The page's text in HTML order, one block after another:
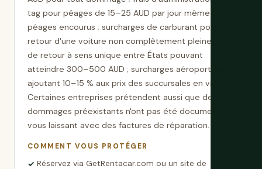
tag pour péages de 15–25 AUD par jour même sans
péages encourus ; surcharges de carburant pour
retour d'une voiture non complètement pleine ; frais
de retour à sens unique entre États pouvant
atteindre 300–500 AUD ; surcharges aéroportuaires
ajoutant 10–15 % aux prix des succursales en ville.
Certaines entreprises prétendent aussi que des
dommages préexistants n'ont pas été documentés,
vous laissant avec des factures de réparation.
COMMENT VOUS PROTÉGER
Réservez via GetRentacar.com ou un site de